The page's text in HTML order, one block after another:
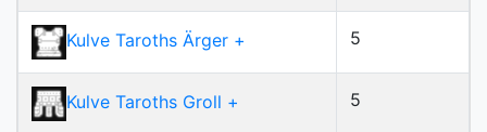
Kulve Taroths Ärger + 5
Kulve Taroths Groll + 5